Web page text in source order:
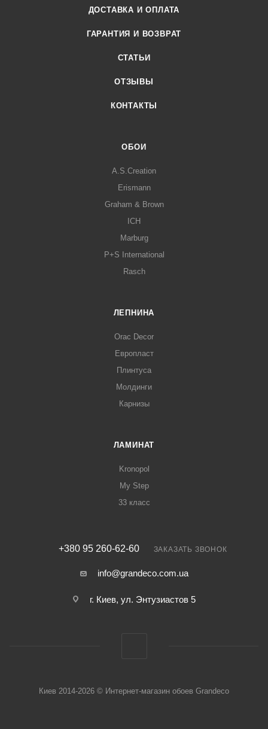
ДОСТАВКА И ОПЛАТА
ГАРАНТИЯ И ВОЗВРАТ
СТАТЬИ
ОТЗЫВЫ
КОНТАКТЫ
ОБОИ
A.S.Creation
Erismann
Graham & Brown
ICH
Marburg
P+S International
Rasch
ЛЕПНИНА
Orac Decor
Европласт
Плинтуса
Молдинги
Карнизы
ЛАМИНАТ
Kronopol
My Step
33 класс
+380 95 260-62-60 ЗАКАЗАТЬ ЗВОНОК
info@grandeco.com.ua
г. Киев, ул. Энтузиастов 5
Киев 2014-2026 © Интернет-магазин обоев Grandeco